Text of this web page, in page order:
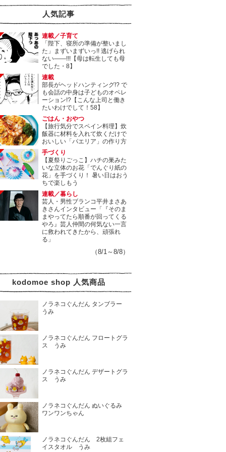
人気記事
連載／子育て
「陛下、寝所の準備が整いまし
た」まずいまずいっ!! 逃げられ
ない――!!!【母は転生しても母
でした・8】
連載
部長がヘッドハンティング!? で
も会話の中身は子どものオペレ
ーション!?【こんな上司と働き
たいわけでして！58】
ごはん・おやつ
【旅行気分でスペイン料理】炊
飯器に材料を入れて炊くだけで
おいしい「パエリア」の作り方
手づくり
【夏祭りごっこ】ハチの巣みた
いな立体のお花「でんぐり紙の
花」を手づくり！ 暑い日はおう
ちで楽しもう
連載／暮らし
芸人・男性ブランコ平井まさあ
きさんインタビュー「『そのま
まやってたら順番が回ってくる
やろ』芸人仲間の何気ない一言
に救われてきたから、頑張れ
る」
（8/1～8/8）
kodomoe shop 人気商品
ノラネコぐんだん タンブラー
うみ
ノラネコぐんだん フロートグラ
ス うみ
ノラネコぐんだん デザートグラ
ス うみ
ノラネコぐんだん ぬいぐるみ
ワンワンちゃん
ノラネコぐんだん 2枚組フェ
イスタオル うみ